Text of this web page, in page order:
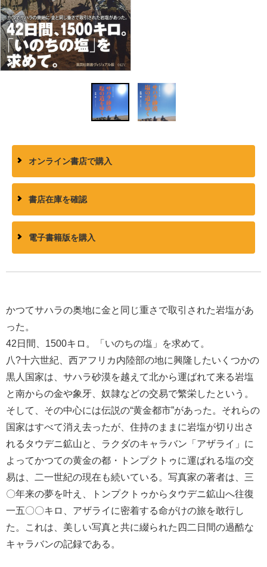
オンライン書店で購入
書店在庫を確認
電子書籍版を購入
かつてサハラの奥地に金と同じ重さで取引された岩塩があ
った。
42日間、1500キロ。「いのちの塩」を求めて。
八?十六世紀、西アフリカ内陸部の地に興隆したいくつかの
黒人国家は、サハラ砂漠を越えて北から運ばれて来る岩塩
と南からの金や象牙、奴隷などの交易で繁栄したという。
そして、その中心には伝説の“黄金都市”があった。それらの
国家はすべて消え去ったが、住持のままに岩塩が切り出さ
れるタウデニ鉱山と、ラクダのキャラバン「アザライ」に
よってかつての黄金の都・トンプクトゥに運ばれる塩の交
易は、二一世紀の現在も続いている。写真家の著者は、三
〇年来の夢を叶え、トンプクトゥからタウデニ鉱山へ往復
一五〇〇キロ、アザライに密着する命がけの旅を敢行し
た。これは、美しい写真と共に綴られた四二日間の過酷な
キャラバンの記録である。